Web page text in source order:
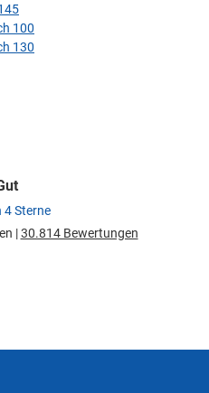
100
130
|30.814 Bewertungen